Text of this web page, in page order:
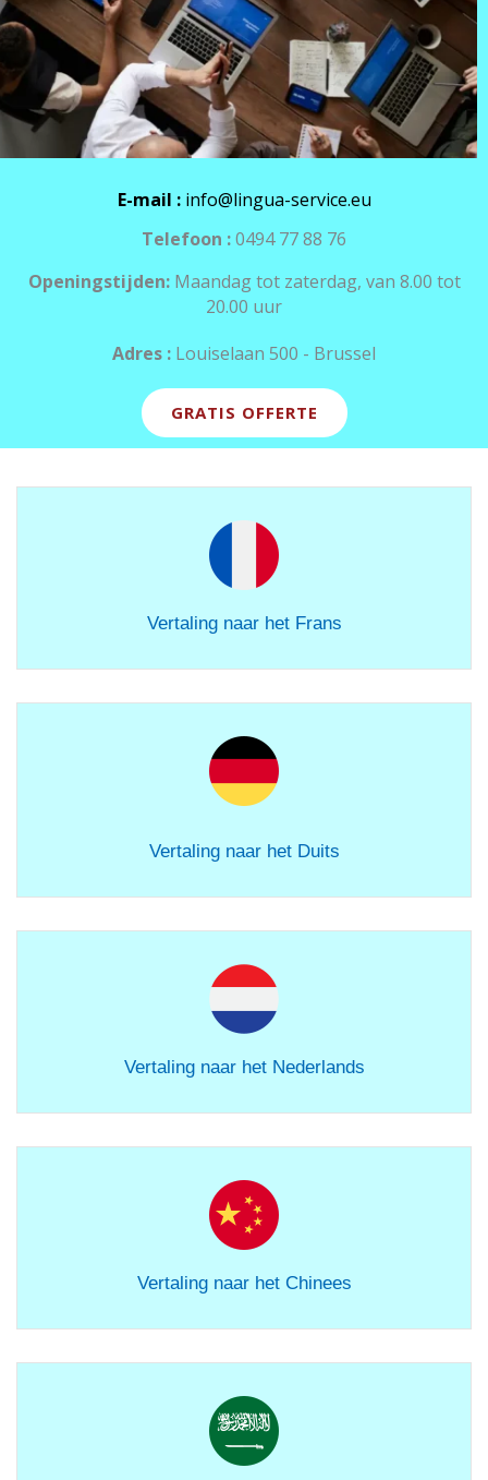
E-mail : info@lingua-service.eu
Telefoon :0494 77 88 76
Openingstijden: Maandag tot zaterdag, van 8.00 tot
20.00 uur
Adres : Louiselaan 500 - Brussel
GRATIS OFFERTE
Vertaling naar het Frans
Vertaling naar het Duits
Vertaling naar het Nederlands
Vertaling naar het Chinees